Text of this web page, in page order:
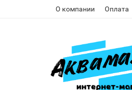
О компании Оплата